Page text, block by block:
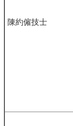
陳約僱技士